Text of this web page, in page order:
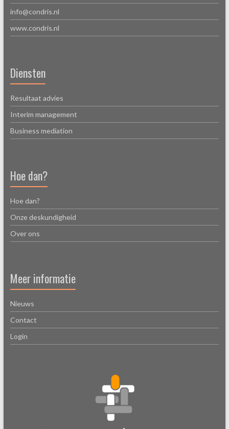
info@condris.nl
www.condris.nl
Diensten
Resultaat advies
Interim management
Business mediation
Hoe dan?
Hoe dan?
Onze deskundigheid
Over ons
Meer informatie
Nieuws
Contact
Login